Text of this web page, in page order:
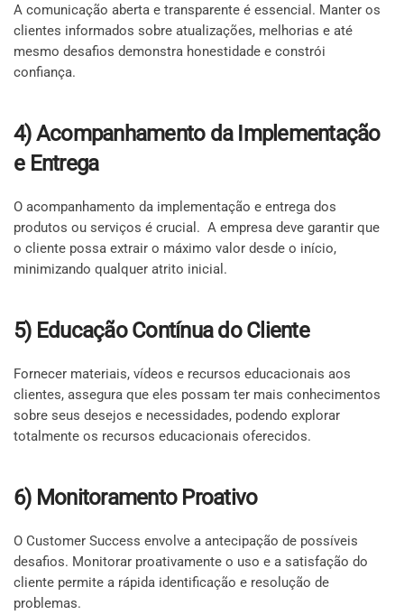
A comunicação aberta e transparente é essencial. Manter os
clientes informados sobre atualizações, melhorias e até
mesmo desafios demonstra honestidade e constrói
confiança.
4) Acompanhamento da Implementação
e Entrega
O acompanhamento da implementação e entrega dos
produtos ou serviços é crucial. A empresa deve garantir que
o cliente possa extrair o máximo valor desde o início,
minimizando qualquer atrito inicial.
5) Educação Contínua do Cliente
Fornecer materiais, vídeos e recursos educacionais aos
clientes, assegura que eles possam ter mais conhecimentos
sobre seus desejos e necessidades, podendo explorar
totalmente os recursos educacionais oferecidos.
6) Monitoramento Proativo
O Customer Success envolve a antecipação de possíveis
desafios. Monitorar proativamente o uso e a satisfação do
cliente permite a rápida identificação e resolução de
problemas.